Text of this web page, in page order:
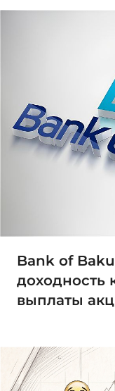
Bank of
доходность
выплаты